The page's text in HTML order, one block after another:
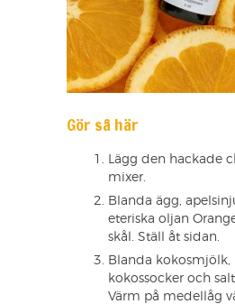
Gör så här
Lägg den hackade
mixer.
Blanda ägg,
eteriska oljan
skål. Ställ åt sidan.
Blanda kokosmjölk,
kokossocker och
Värm på medellåg